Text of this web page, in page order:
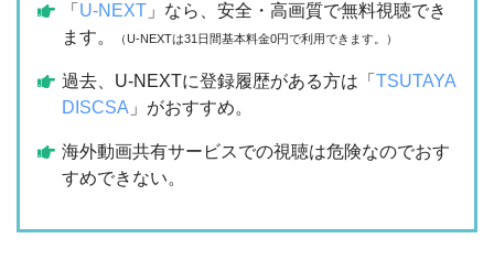
「 U-NEXT 」なら、安全・高画質で無料視聴でき
ます。
（U-NEXTは31日間基本料金0円で利用できます。）
過去、U-NEXTに登録履歴がある方は「TSUTAYA
DISCSA 」がおすすめ。
海外動画共有サービスでの視聴は危険なのでおす
すめできない。